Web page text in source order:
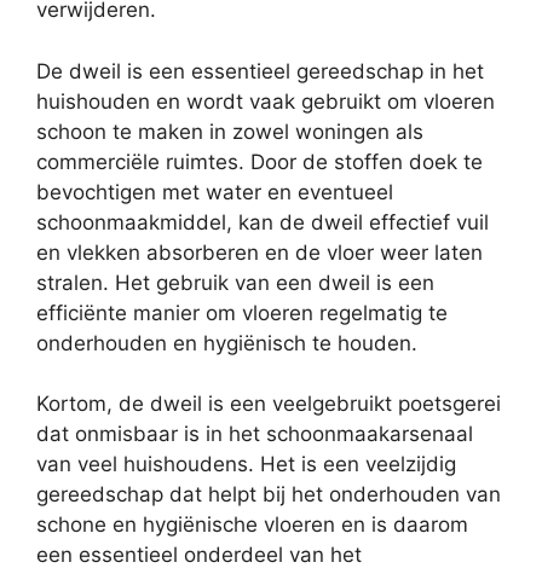
verwijderen.
De dweil is een essentieel gereedschap in het
huishouden en wordt vaak gebruikt om vloeren
schoon te maken in zowel woningen als
commerciële ruimtes. Door de stoffen doek te
bevochtigen met water en eventueel
schoonmaakmiddel, kan de dweil effectief vuil
en vlekken absorberen en de vloer weer laten
stralen. Het gebruik van een dweil is een
efficiënte manier om vloeren regelmatig te
onderhouden en hygiënisch te houden.
Kortom, de dweil is een veelgebruikt poetsgerei
dat onmisbaar is in het schoonmaakarsenaal
van veel huishoudens. Het is een veelzijdig
gereedschap dat helpt bij het onderhouden van
schone en hygiënische vloeren en is daarom
een essentieel onderdeel van het